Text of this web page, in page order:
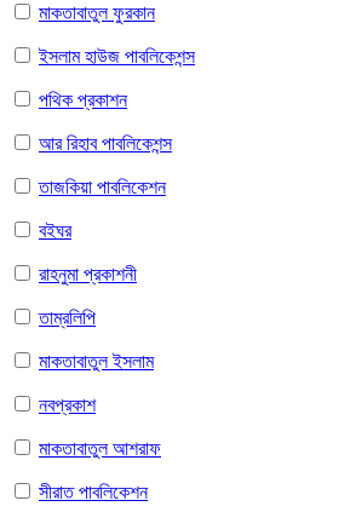
মাকতাবাতুল ফুরকান
ইসলাম হাউজ পাবলিকেশন্স
পথিক প্রকাশন
আর রিহাব পাবলিকেশন্স
তাজকিয়া পাবলিকেশন
বইঘর
রাহনুমা প্রকাশনী
তাম্রলিপি
মাকতাবাতুল ইসলাম
নবপ্রকাশ
মাকতাবাতুল আশরাফ
সীরাত পাবলিকেশন